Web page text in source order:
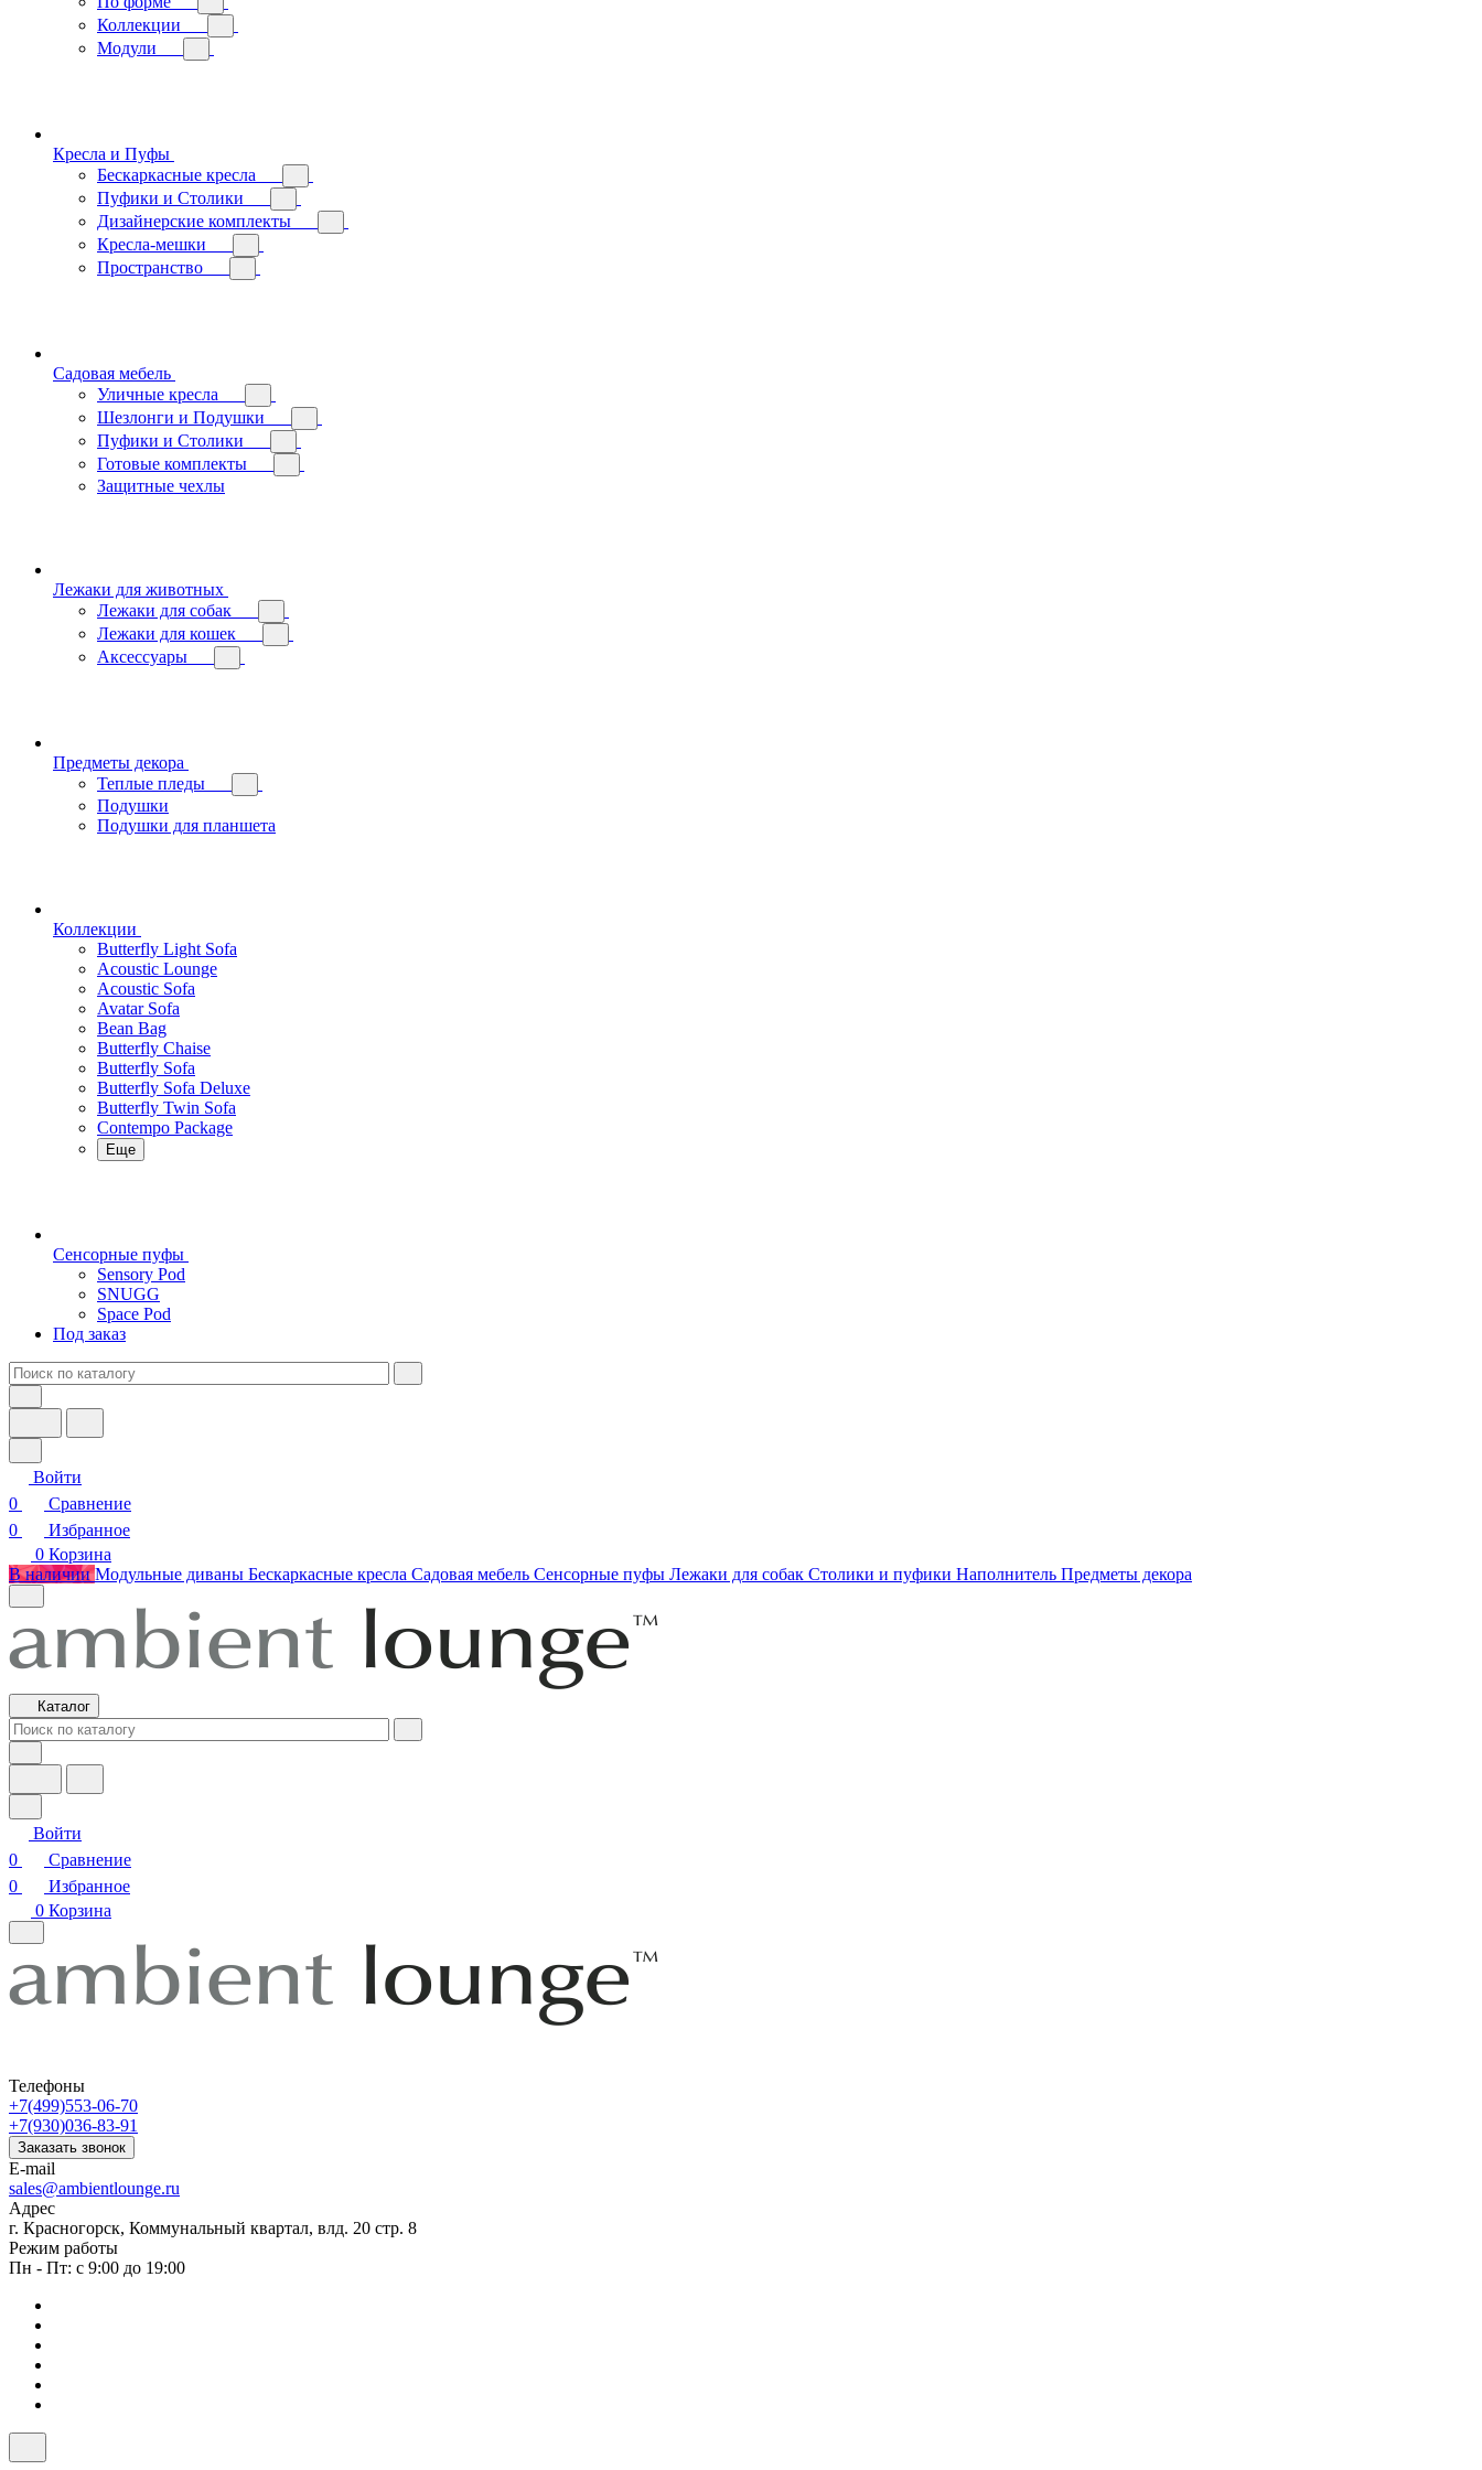
Коллекции
Модули
Кресла и Пуфы
Бескаркасные кресла
Пуфики и Столики
Дизайнерские комплекты
Кресла-мешки
Пространство
Садовая мебель
Уличные кресла
Шезлонги и Подушки
Пуфики и Столики
Готовые комплекты
Защитные чехлы
Лежаки для животных
Лежаки для собак
Лежаки для кошек
Аксессуары
Предметы декора
Теплые пледы
Подушки
Подушки для планшета
Коллекции
Butterfly Light Sofa
Acoustic Lounge
Acoustic Sofa
Avatar Sofa
Bean Bag
Butterfly Chaise
Butterfly Sofa
Butterfly Sofa Deluxe
Butterfly Twin Sofa
Contempo Package
Еще
Сенсорные пуфы
Sensory Pod
SNUGG
Space Pod
Под заказ
Войти
0
Сравнение
0
Избранное
0 Корзина
В наличии Модульные диваны Бескаркасные кресла Садовая мебель Сенсорные пуфы Лежаки для собак Столики и пуфики Наполнитель Предметы декора
Каталог
Войти
0
Сравнение
0
Избранное
0 Корзина
Телефоны
+7(499)553-06-70
+7(930)036-83-91
Заказать звонок
E-mail
sales@ambientlounge.ru
Адрес
г. Красногорск, Коммунальный квартал, влд. 20 стр. 8
Режим работы
Пн - Пт: с 9:00 до 19:00